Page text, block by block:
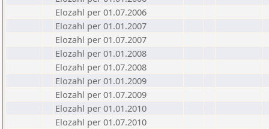
Elozahl per 01.07.2006
Elozahl per 01.01.2007
Elozahl per 01.07.2007
Elozahl per 01.01.2008
Elozahl per 01.07.2008
Elozahl per 01.01.2009
Elozahl per 01.07.2009
Elozahl per 01.01.2010
Elozahl per 01.07.2010